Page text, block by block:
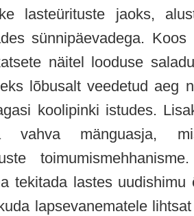
lasteürituste jaoks,
sünnipäevadega. Koos
näitel looduse
lõbusalt veedetud aeg
koolipinki istudes.
vahva mänguasja,
tekitada lastes
lapsevanematele